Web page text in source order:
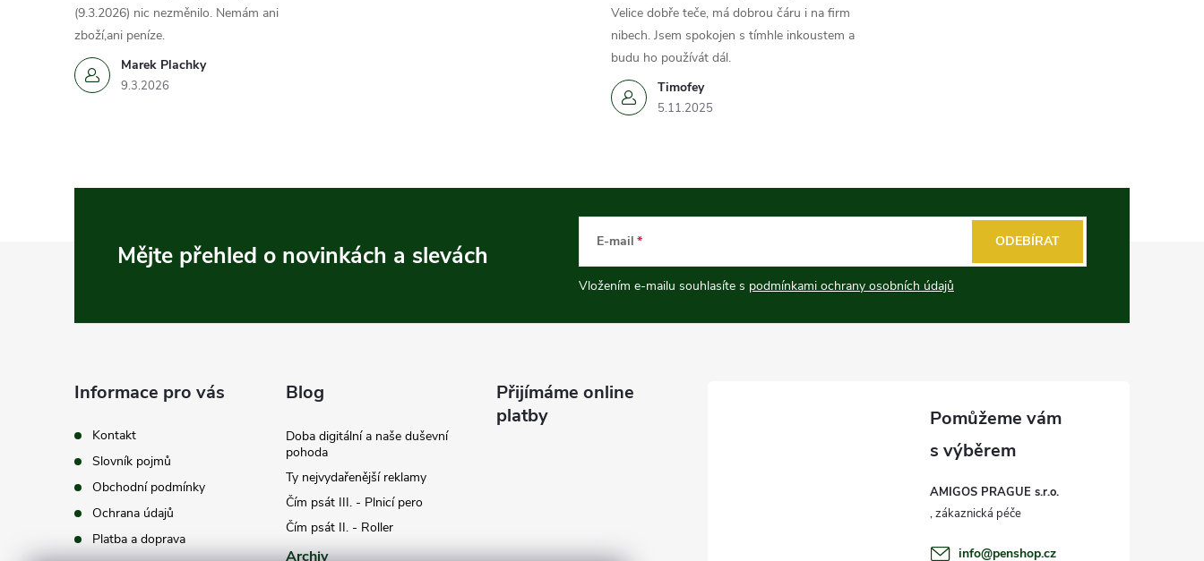
Marek Plachky
9.3.2026
(9.3.2026) nic nezměnilo. Nemám ani
zboží,ani peníze.
Timofey
5.11.2025
Velice dobře teče, má dobrou čáru i na firm
nibech. Jsem spokojen s tímhle inkoustem a
budu ho používát dál.
Mějte přehled o novinkách a slevách E-mail
Vložením e-mailu souhlasíte s podmínkami ochrany osobních údajů
ODEBÍRAT
Informace pro vás
Kontakt
Slovník pojmů
Obchodní podmínky
Ochrana údajů
Platba a doprava
Blog
Doba digitální a naše duševní
pohoda
Ty nejvydařenější reklamy
Čím psát III. - Plnicí pero
Čím psát II. - Roller
Archiv
Přijímáme online
platby
AMIGOS PRAGUE s.r.o.
info@penshop.cz